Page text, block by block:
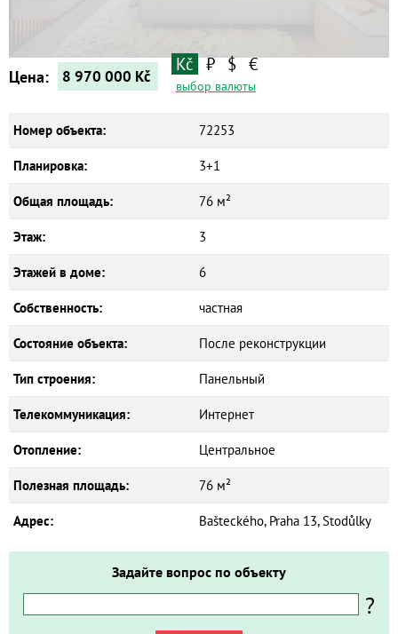
Цена: 8 970 000 Kč
Kč ₽ $ €
выбор валюты
Номер объекта: 72253
Планировка: 3+1
Общая площадь: 76 м²
Этаж: 3
Этажей в доме: 6
Собственность: частная
Состояние объекта: После реконструкции
Тип строения: Панельный
Телекоммуникация: Интернет
Отопление: Центральное
Полезная площадь: 76 м²
Адрес: Bašteckého, Praha 13, Stodůlky
Задайте вопрос по объекту
?